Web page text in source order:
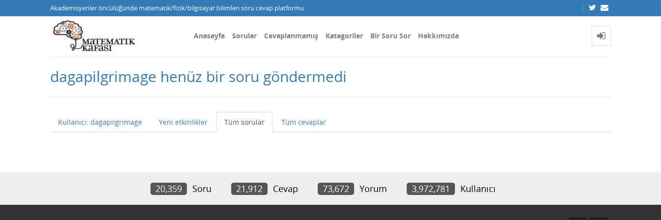
Akademisyenler öncülüğünde matematik/fizik/bilgisayar bilimleri soru cevap platformu
Anasayfa Sorular Cevaplanmamış Kategoriler Bir Soru Sor Hakkımızda
dagapilgrimage henüz bir soru göndermedi
Kullanıcı: dagapilgrimage Yeni etkinlikler Tüm sorular Tüm cevaplar
20,359 Soru 21,912 Cevap 73,672 Yorum 3,972,781 Kullanıcı